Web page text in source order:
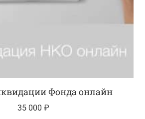
Фонда онлайн
35 000 ₽